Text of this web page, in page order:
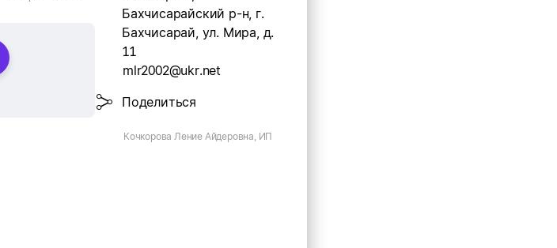
Бахчисарайский р-н, г.
Бахчисарай, ул. Мира, д.
11
mlr2002@ukr.net
Поделиться
Кочкорова Ление Айдеровна, ИП